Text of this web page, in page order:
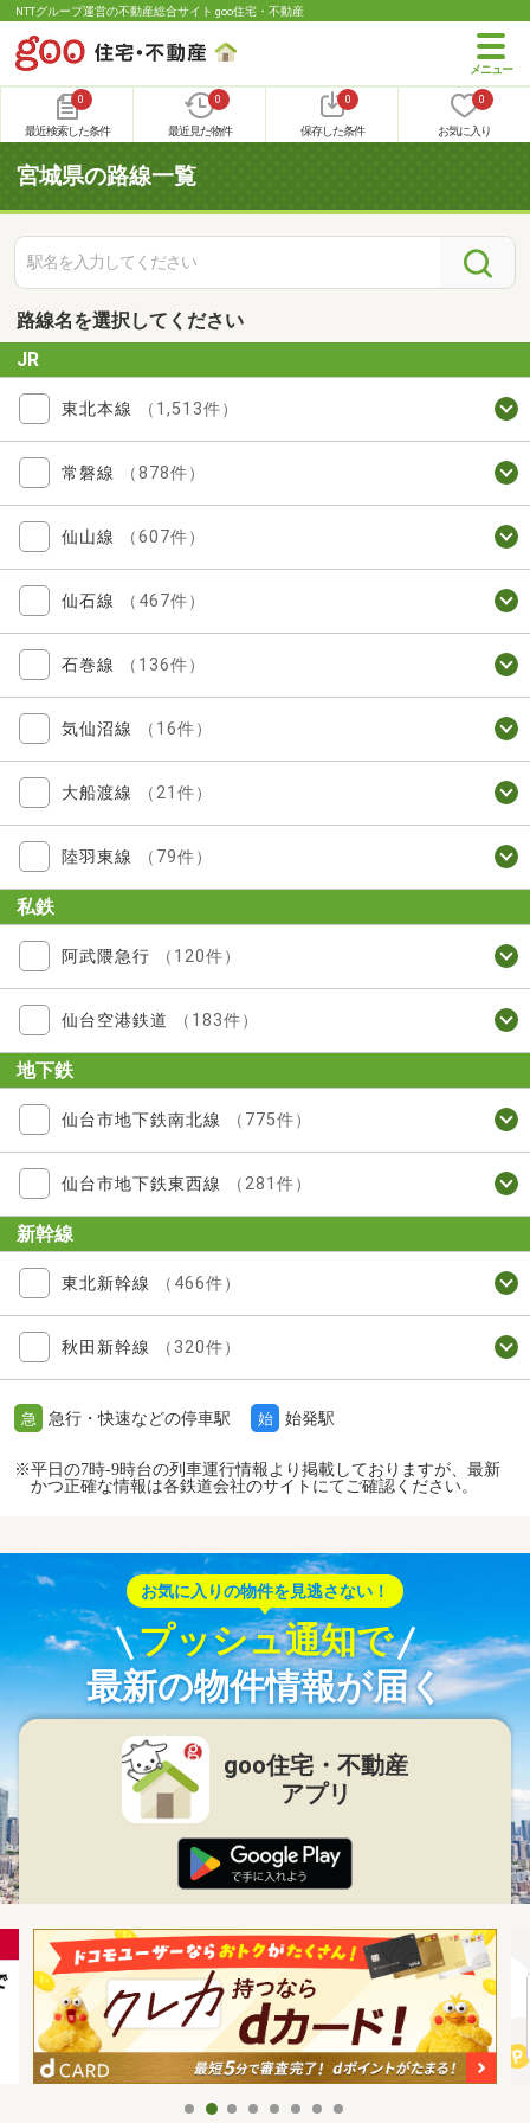
NTTグループ運営の不動産総合サイト goo住宅・不動産
0
最近検索した条件
0
最近見た物件
0
保存した条件
0
お気に入り
宮城県の路線一覧
路線名を選択してください
JR
東北本線 （1,513件）
常磐線 （878件）
仙山線 （607件）
仙石線 （467件）
石巻線 （136件）
気仙沼線 （16件）
大船渡線 （21件）
陸羽東線 （79件）
私鉄
阿武隈急行 （120件）
仙台空港鉄道 （183件）
地下鉄
仙台市地下鉄南北線 （775件）
仙台市地下鉄東西線 （281件）
新幹線
東北新幹線 （466件）
秋田新幹線 （320件）
急 急行・快速などの停車駅 始 始発駅
※平日の7時-9時台の列車運行情報より掲載しておりますが、最新
かつ正確な情報は各鉄道会社のサイトにてご確認ください。
お気に入りの物件を見逃さない！
プッシュ通知で
最新の物件情報が届く
goo住宅・不動産
アプリ